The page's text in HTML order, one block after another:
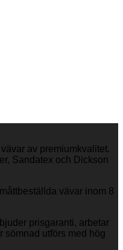
av premiumkvalitet.
Sandatex och Dickson
vävar inom 8
prisgaranti, arbetar
sömnad utförs med hög